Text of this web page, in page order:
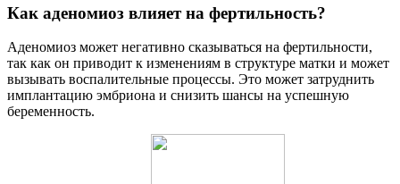
Как аденомиоз влияет на фертильность?
Аденомиоз может негативно сказываться на фертильности,
так как он приводит к изменениям в структуре матки и может
вызывать воспалительные процессы. Это может затруднить
имплантацию эмбриона и снизить шансы на успешную
беременность.